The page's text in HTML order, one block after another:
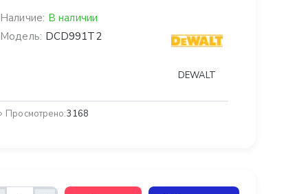
Наличие: В наличии
Модель: DCD991T2
DEWALT
Просмотрено:3168